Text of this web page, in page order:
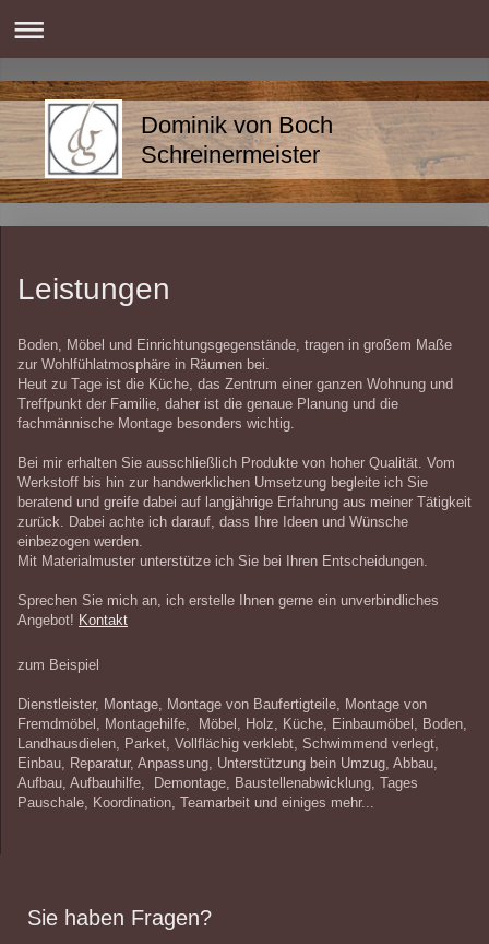
Dominik von Boch
Schreinermeister
Leistungen
Boden, Möbel und Einrichtungsgegenstände, tragen in großem Maße
zur Wohlfühlatmosphäre in Räumen bei.
Heut zu Tage ist die Küche, das Zentrum einer ganzen Wohnung und
Treffpunkt der Familie, daher ist die genaue Planung und die
fachmännische Montage besonders wichtig.
Bei mir erhalten Sie ausschließlich Produkte von hoher Qualität. Vom
Werkstoff bis hin zur handwerklichen Umsetzung begleite ich Sie
beratend und greife dabei auf langjährige Erfahrung aus meiner Tätigkeit
zurück. Dabei achte ich darauf, dass Ihre Ideen und Wünsche
einbezogen werden.
Mit Materialmuster unterstütze ich Sie bei Ihren Entscheidungen.
Sprechen Sie mich an, ich erstelle Ihnen gerne ein unverbindliches
Angebot! Kontakt
zum Beispiel
Dienstleister, Montage, Montage von Baufertigteile, Montage von
Fremdmöbel, Montagehilfe, Möbel, Holz, Küche, Einbaumöbel, Boden,
Landhausdielen, Parket, Vollflächig verklebt, Schwimmend verlegt,
Einbau, Reparatur, Anpassung, Unterstützung bein Umzug, Abbau,
Aufbau, Aufbauhilfe, Demontage, Baustellenabwicklung, Tages
Pauschale, Koordination, Teamarbeit und einiges mehr...
Sie haben Fragen?